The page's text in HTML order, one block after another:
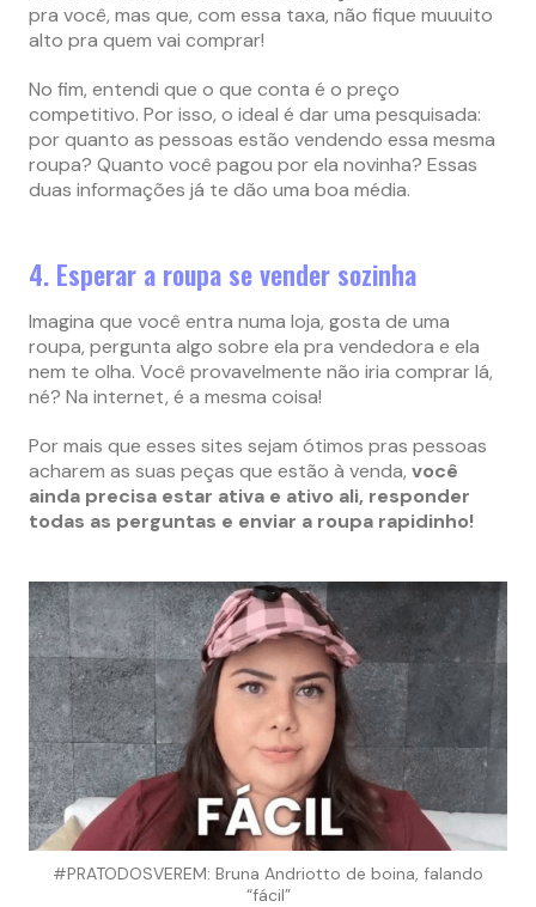
pra você, mas que, com essa taxa, não fique muuuito
alto pra quem vai comprar!
No fim, entendi que o que conta é o preço
competitivo. Por isso, o ideal é dar uma pesquisada:
por quanto as pessoas estão vendendo essa mesma
roupa? Quanto você pagou por ela novinha? Essas
duas informações já te dão uma boa média.
4. Esperar a roupa se vender sozinha
Imagina que você entra numa loja, gosta de uma
roupa, pergunta algo sobre ela pra vendedora e ela
nem te olha. Você provavelmente não iria comprar lá,
né? Na internet, é a mesma coisa!
Por mais que esses sites sejam ótimos pras pessoas
acharem as suas peças que estão à venda, você
ainda precisa estar ativa e ativo ali, responder
todas as perguntas e enviar a roupa rapidinho!
#PRATODOSVEREM: Bruna Andriotto de boina, falando
“fácil”